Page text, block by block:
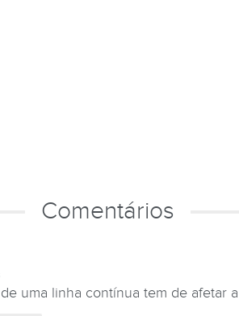
Comentários
uma linha contínua tem de afetar